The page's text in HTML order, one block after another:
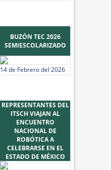
BUZÓN TEC 2026
SEMIESCOLARIZADO
14 de Febrero del 2026
REPRESENTANTES DEL
ITSCH VIAJAN AL
ENCUENTRO
NACIONAL DE
ROBÓTICA A
CELEBRARSE EN EL
ESTADO DE MÉXICO